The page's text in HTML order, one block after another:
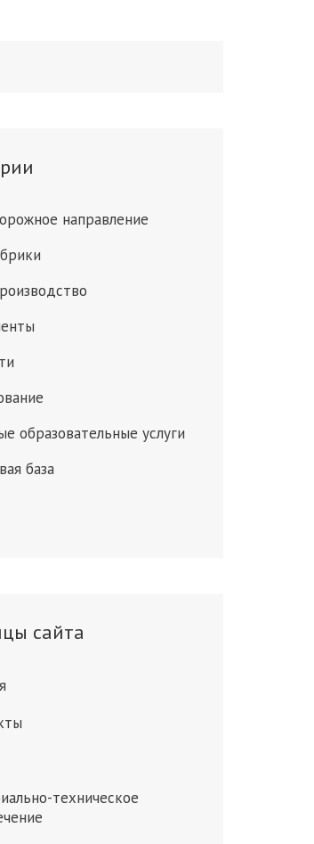
направление
образовательные услуги
база
сайта
техническое